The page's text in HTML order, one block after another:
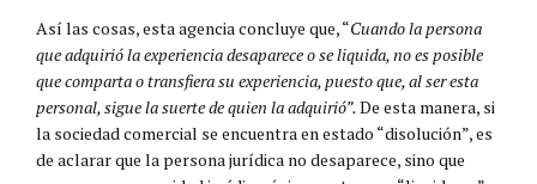
Así las cosas, esta agencia concluye que, “Cuando la persona
que adquirió la experiencia desaparece o se liquida, no es posible
que comparta o transfiera su experiencia, puesto que, al ser esta
personal, sigue la suerte de quien la adquirió”.De esta manera, si
la sociedad comercial se encuentra en estado “disolución”, es
de aclarar que la persona jurídica no desaparece, sino que